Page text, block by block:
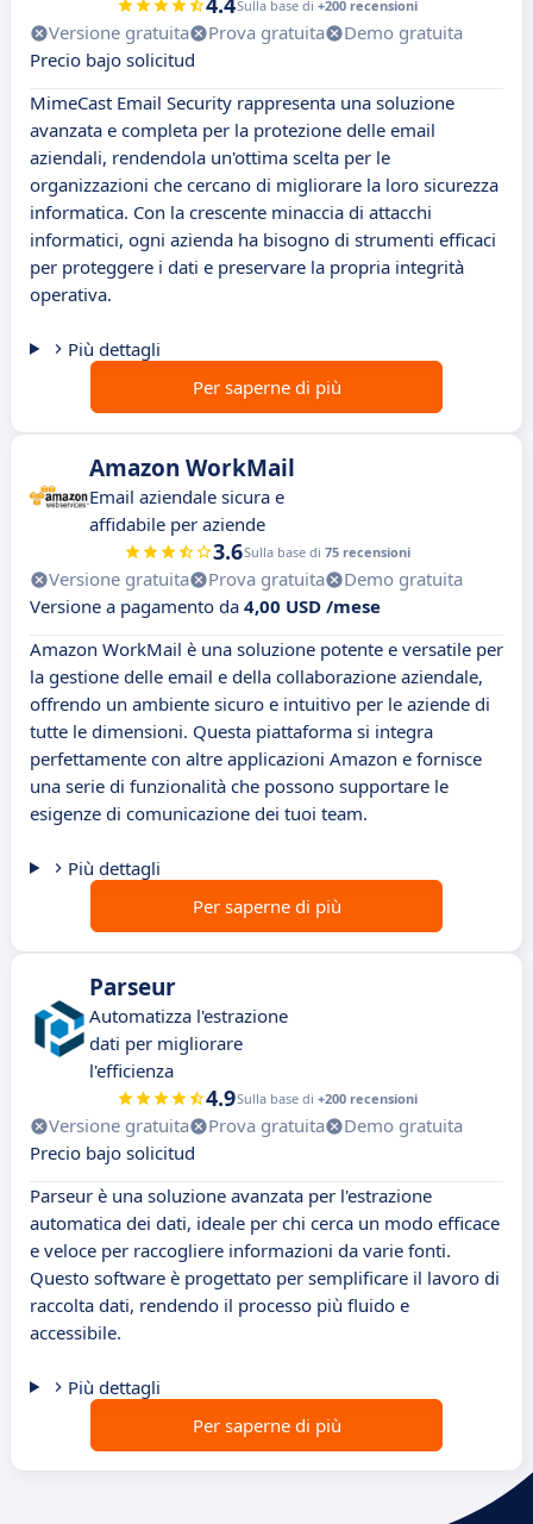
Sulla base di +200 recensioni
Versione gratuita Prova gratuita
Demo gratuita
Precio bajo solicitud
MimeCast Email Security rappresenta una soluzione
avanzata e completa per la protezione delle email
aziendali, rendendola un'ottima scelta per le
organizzazioni che cercano di migliorare la loro sicurezza
informatica. Con la crescente minaccia di attacchi
informatici, ogni azienda ha bisogno di strumenti efficaci
per proteggere i dati e preservare la propria integrità
operativa.
Più dettagli
Per saperne di più
Amazon WorkMail
Email aziendale sicura e
affidabile per aziende
3.6Sulla base di 75 recensioni
Versione gratuita Prova gratuita
Demo gratuita
Versione a pagamento da 4,00 USD /mese
Amazon WorkMail è una soluzione potente e versatile per
la gestione delle email e della collaborazione aziendale,
offrendo un ambiente sicuro e intuitivo per le aziende di
tutte le dimensioni. Questa piattaforma si integra
perfettamente con altre applicazioni Amazon e fornisce
una serie di funzionalità che possono supportare le
esigenze di comunicazione dei tuoi team.
Più dettagli
Per saperne di più
Parseur
Automatizza l'estrazione
dati per migliorare
l'efficienza
4.9Sulla base di +200 recensioni
Versione gratuita Prova gratuita
Demo gratuita
Precio bajo solicitud
Parseur è una soluzione avanzata per l'estrazione
automatica dei dati, ideale per chi cerca un modo efficace
e veloce per raccogliere informazioni da varie fonti.
Questo software è progettato per semplificare il lavoro di
raccolta dati, rendendo il processo più fluido e
accessibile.
Più dettagli
Per saperne di più